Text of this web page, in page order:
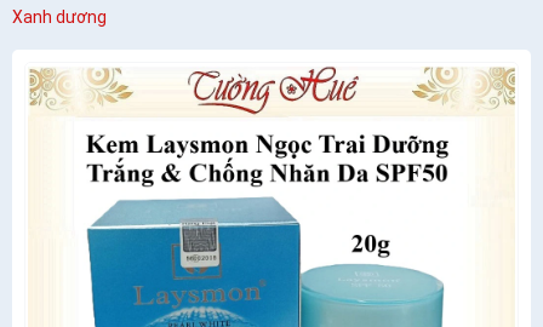
Xanh dương